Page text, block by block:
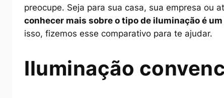
preocupe. Seja para sua casa, sua empresa ou
conhecer mais sobre o tipo de iluminação é
isso, fizemos esse comparativo para te ajudar.
Iluminação